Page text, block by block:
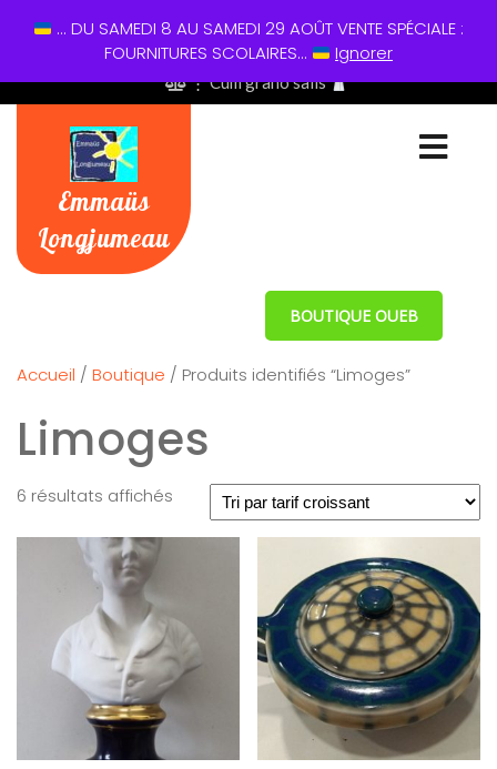
01 60 49 13 60
⋮ Cum grano salis
Emmaüs
Longjumeau
BOUTIQUE OUEB
Accueil / Boutique / Produits identifiés “Limoges”
Limoges
6 résultats affichés
... DU SAMEDI 8 AU SAMEDI 29 AOÛT VENTE SPÉCIALE :
FOURNITURES SCOLAIRES...
Ignorer